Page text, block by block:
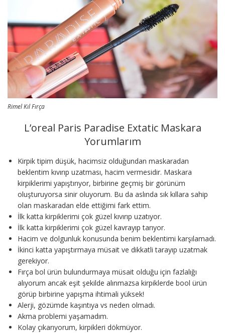
Rimel Kıl Fırça
L’oreal Paris Paradise Extatic Maskara
Yorumlarım
Kirpik tipim düşük, hacimsiz olduğundan maskaradan
beklentim kıvırıp uzatması, hacim vermesidir. Maskara
kirpiklerimi yapıştırıyor, birbirine geçmiş bir görünüm
oluşturuyorsa sinir oluyorum. Bu da aslında sık kıllara sahip
olan maskaradan elde ettiğimi fark ettim.
İlk katta kirpiklerimi çok güzel kıvırıp uzatıyor.
İlk katta kirpiklerimi çok güzel kavrayıp tarıyor.
Hacim ve dolgunluk konusunda benim beklentimi karşılamadı.
İkinci katta yapıştırmaya müsait ve dikkatli tarayıp uzatmak
gerekiyor.
Fırça bol ürün bulundurmaya müsait olduğu için fazlalığı
alıyorum ancak eşit şekilde alınmazsa kirpiklerde bool ürün
görüp birbirine yapışma ihtimali yüksek!
Alerji, gözümde kaşıntıya vs neden olmadı.
Akma problemi yaşamadım.
Kolay çıkarıyorum, kirpikleri dökmüyor.